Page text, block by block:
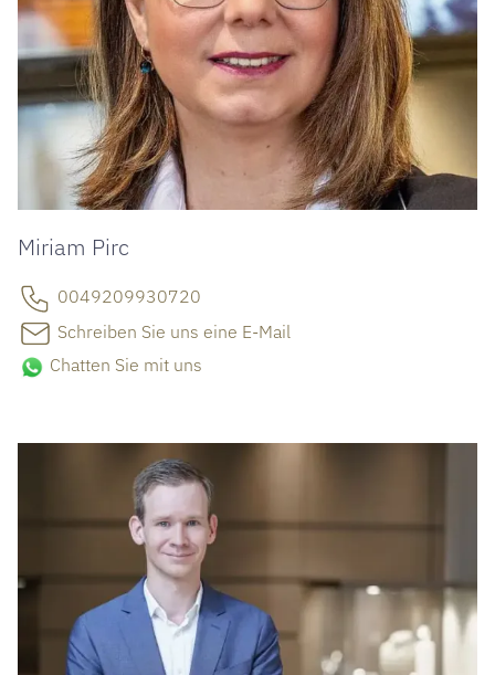
Miriam Pirc
0049209930720
Schreiben Sie uns eine E-Mail
Chatten Sie mit uns